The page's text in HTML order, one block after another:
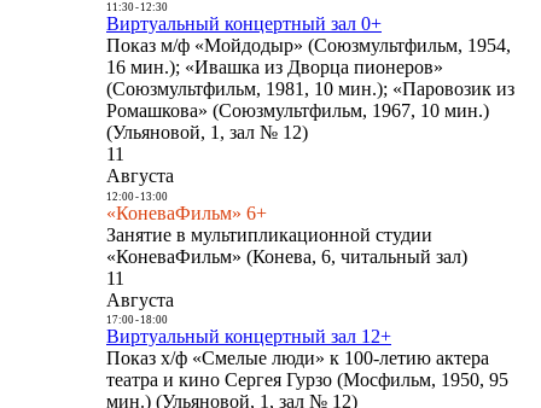
11:30- 12:30
Виртуальный концертный зал 0+
Показ м/ф «Мойдодыр» (Союзмультфильм, 1954,
16 мин.); «Ивашка из Дворца пионеров»
(Союзмультфильм, 1981, 10 мин.); «Паровозик из
Ромашкова» (Союзмультфильм, 1967, 10 мин.)
(Ульяновой, 1, зал № 12)
11
Августа
12:00- 13:00
«КоневаФильм» 6+
Занятие в мультипликационной студии
«КоневаФильм» (Конева, 6, читальный зал)
11
Августа
17:00- 18:00
Виртуальный концертный зал 12+
Показ х/ф «Смелые люди» к 100-летию актера
театра и кино Сергея Гурзо (Мосфильм, 1950, 95
мин.) (Ульяновой, 1, зал № 12)